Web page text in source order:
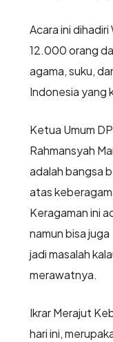
Acara ini
12.000 orang
agama, suku,
Indonesia yang
Ketua Umum
Rahmansyah
adalah bangsa
atas
Keragaman ini
namun bisa juga
jadi masalah
merawatnya.
Ikrar Merajut
hari ini,